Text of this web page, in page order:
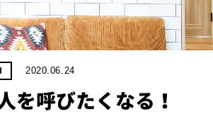
HOUSE
LINE-
UP
WHAT’S
LIFE
2020.06.24
を呼びたくなる！